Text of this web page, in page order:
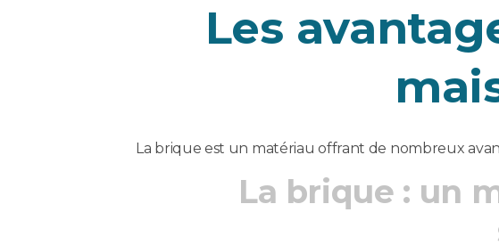
Les
La brique est un matériau offrant de nombreux
La brique : un